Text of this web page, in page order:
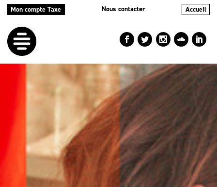
Mon compte Taxe Nous contacter Accueil
LEDÉFI
AIDES
NOSACTIONS
LEBLOG